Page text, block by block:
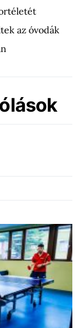
az óvodák